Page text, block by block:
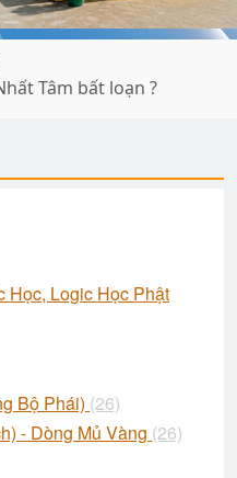
Tâm bất loạn ?
Học, Logic Học Phật
Bộ Phái) (26)
- Dòng Mủ Vàng (26)